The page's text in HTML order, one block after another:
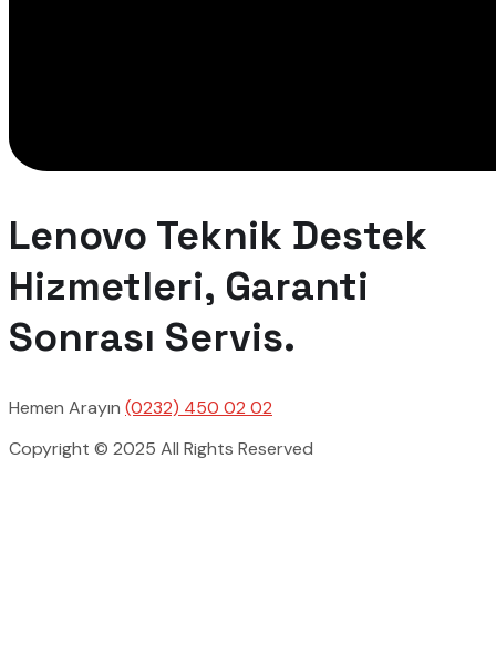
Lenovo Teknik Destek
Hizmetleri, Garanti
Sonrası Servis.
Hemen Arayın (0232) 450 02 02
Copyright © 2025 All Rights Reserved